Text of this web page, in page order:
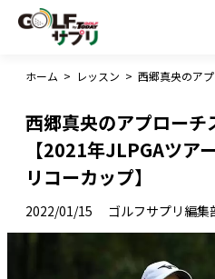
ホーム > レッスン >
西郷真央のアプローチ
【2021年JLPGAツア
リコーカップ】
2022/01/15 ゴルフサプリ編集